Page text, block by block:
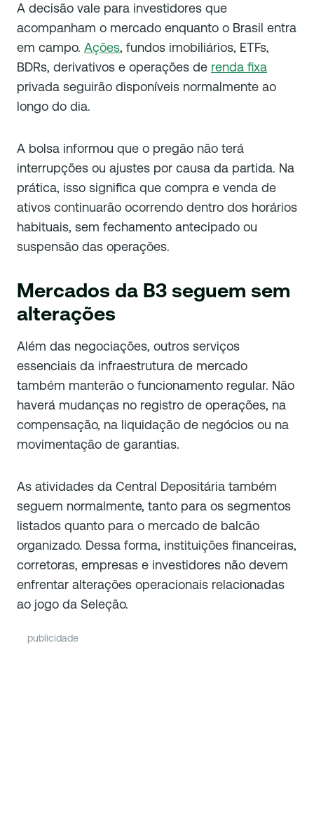
A decisão vale para investidores que
acompanham o mercado enquanto o Brasil entra
em campo. Ações, fundos imobiliários, ETFs,
BDRs, derivativos e operações de renda fixa
privada seguirão disponíveis normalmente ao
longo do dia.
A bolsa informou que o pregão não terá
interrupções ou ajustes por causa da partida. Na
prática, isso significa que compra e venda de
ativos continuarão ocorrendo dentro dos horários
habituais, sem fechamento antecipado ou
suspensão das operações.
Mercados da B3 seguem sem
alterações
Além das negociações, outros serviços
essenciais da infraestrutura de mercado
também manterão o funcionamento regular. Não
haverá mudanças no registro de operações, na
compensação, na liquidação de negócios ou na
movimentação de garantias.
As atividades da Central Depositária também
seguem normalmente, tanto para os segmentos
listados quanto para o mercado de balcão
organizado. Dessa forma, instituições financeiras,
corretoras, empresas e investidores não devem
enfrentar alterações operacionais relacionadas
ao jogo da Seleção.
publicidade